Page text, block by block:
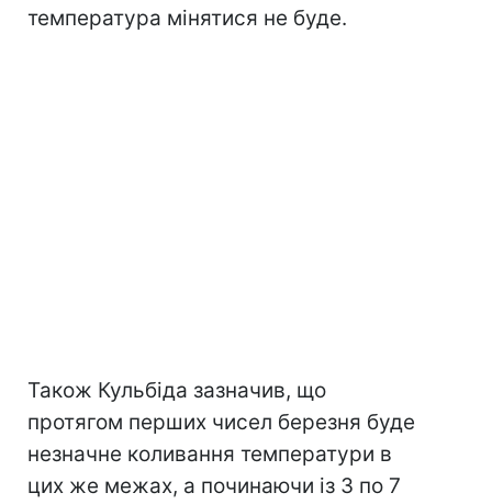
температура мінятися не буде.
Також Кульбіда зазначив, що
протягом перших чисел березня буде
незначне коливання температури в
цих же межах, а починаючи із 3 по 7